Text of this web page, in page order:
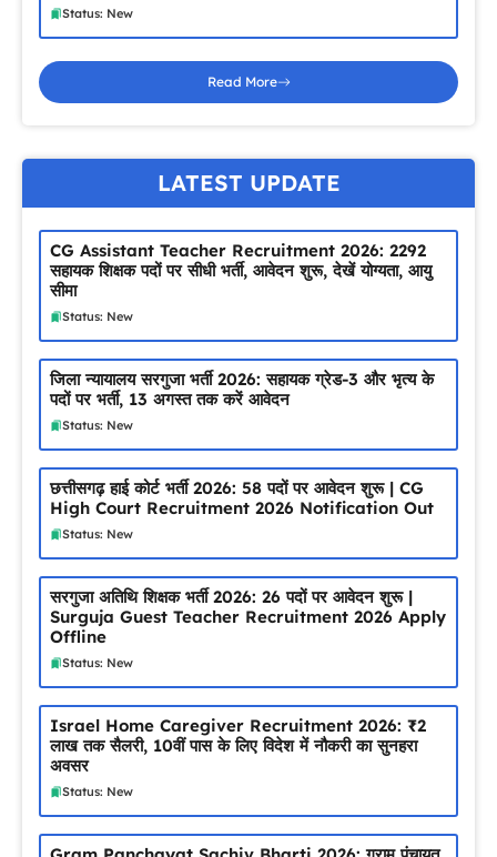
Status: New
Read More
LATEST UPDATE
CG Assistant Teacher Recruitment 2026: 2292
सहायक शिक्षक पदों पर सीधी भर्ती, आवेदन शुरू, देखें योग्यता, आयु
सीमा
Status: New
जिला न्यायालय सरगुजा भर्ती 2026: सहायक ग्रेड-3 और भृत्य के
पदों पर भर्ती, 13 अगस्त तक करें आवेदन
Status: New
छत्तीसगढ़ हाई कोर्ट भर्ती 2026: 58 पदों पर आवेदन शुरू | CG
High Court Recruitment 2026 Notification Out
Status: New
सरगुजा अतिथि शिक्षक भर्ती 2026: 26 पदों पर आवेदन शुरू |
Surguja Guest Teacher Recruitment 2026 Apply
Offline
Status: New
Israel Home Caregiver Recruitment 2026: ₹2
लाख तक सैलरी, 10वीं पास के लिए विदेश में नौकरी का सुनहरा
अवसर
Status: New